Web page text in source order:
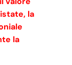
la
la